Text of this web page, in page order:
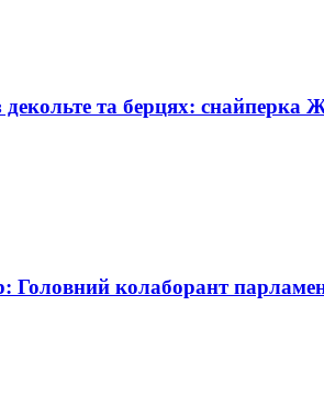
декольте та берцях:
Головний колаборант